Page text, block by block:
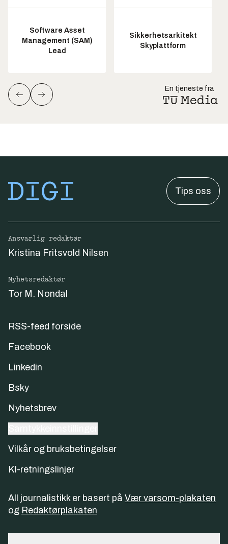
Software Asset
Management (SAM)
Lead
Sikkerhetsarkitekt
Skyplattform
En tjeneste fra
Tips oss
Ansvarlig redaktør
Kristina Fritsvold Nilsen
Nyhetsredaktør
Tor M. Nondal
RSS-feed forside
Facebook
Linkedin
Bsky
Nyhetsbrev
Vilkår og bruksbetingelser
KI-retningslinjer
All journalistikk er basert på Vær varsom-plakaten
og Redaktørplakaten